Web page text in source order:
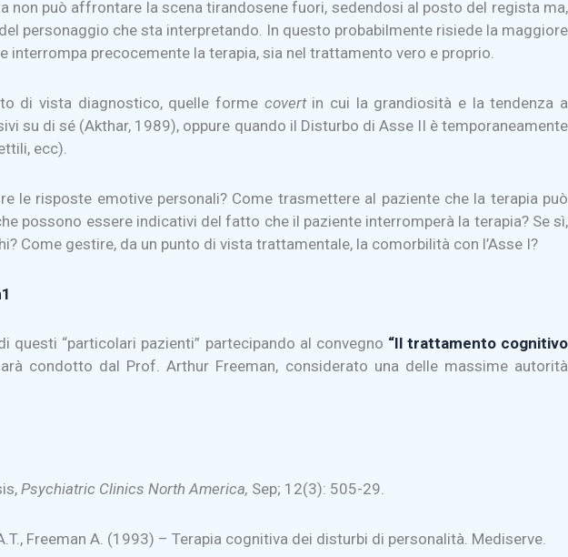
non può affrontare la scena tirandosene fuori, sedendosi al posto del regista ma,
personaggio che sta interpretando. In questo probabilmente risiede la maggiore
precocemente la terapia, sia nel trattamento vero e proprio.
di vista diagnostico, quelle forme covertin cui la grandiosità e la tendenza a
su di sé (Akthar, 1989), oppure quando il Disturbo di Asse II è temporaneamente
ecc).
risposte emotive personali? Come trasmettere al paziente che la terapia può
possono essere indicativi del fatto che il paziente interromperà la terapia? Se sì,
Come gestire, da un punto di vista trattamentale, la comorbilità con l’Asse I?
questi “particolari pazienti” partecipando al convegno “Il trattamento cognitivo
condotto dal Prof. Arthur Freeman, considerato una delle massime autorità
Psychiatric Clinics North America, Sep; 12(3): 505-29.
Freeman A. (1993) – Terapia cognitiva dei disturbi di personalità. Mediserve.